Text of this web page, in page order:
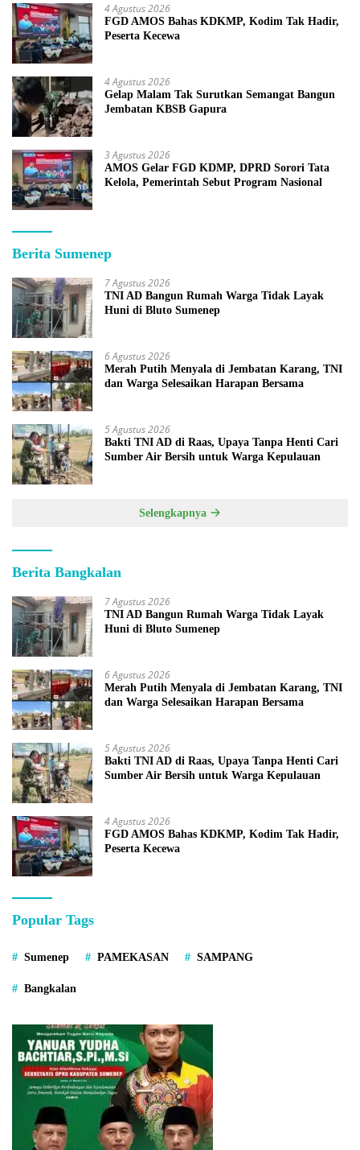
4 Agustus 2026
FGD AMOS Bahas KDKMP, Kodim Tak Hadir,
Peserta Kecewa
4 Agustus 2026
Gelap Malam Tak Surutkan Semangat Bangun
Jembatan KBSB Gapura
3 Agustus 2026
AMOS Gelar FGD KDMP, DPRD Sorori Tata
Kelola, Pemerintah Sebut Program Nasional
Berita Sumenep
7 Agustus 2026
TNI AD Bangun Rumah Warga Tidak Layak
Huni di Bluto Sumenep
6 Agustus 2026
Merah Putih Menyala di Jembatan Karang, TNI
dan Warga Selesaikan Harapan Bersama
5 Agustus 2026
Bakti TNI AD di Raas, Upaya Tanpa Henti Cari
Sumber Air Bersih untuk Warga Kepulauan
Selengkapnya
Berita Bangkalan
7 Agustus 2026
TNI AD Bangun Rumah Warga Tidak Layak
Huni di Bluto Sumenep
6 Agustus 2026
Merah Putih Menyala di Jembatan Karang, TNI
dan Warga Selesaikan Harapan Bersama
5 Agustus 2026
Bakti TNI AD di Raas, Upaya Tanpa Henti Cari
Sumber Air Bersih untuk Warga Kepulauan
4 Agustus 2026
FGD AMOS Bahas KDKMP, Kodim Tak Hadir,
Peserta Kecewa
Popular Tags
Sumenep PAMEKASAN SAMPANG
Bangkalan